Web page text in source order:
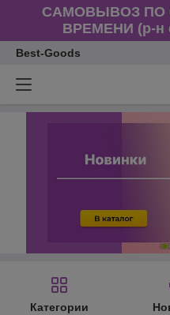
САМОВЫВОЗ ПО
ВРЕМЕНИ (р-н
Best-Goods
Категории